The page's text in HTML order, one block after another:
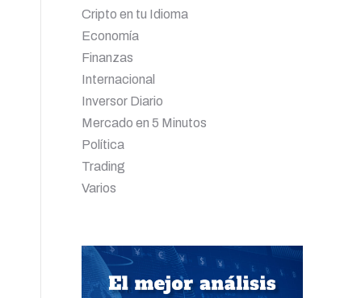
Cripto en tu Idioma
Economía
Finanzas
Internacional
Inversor Diario
Mercado en 5 Minutos
Política
Trading
Varios